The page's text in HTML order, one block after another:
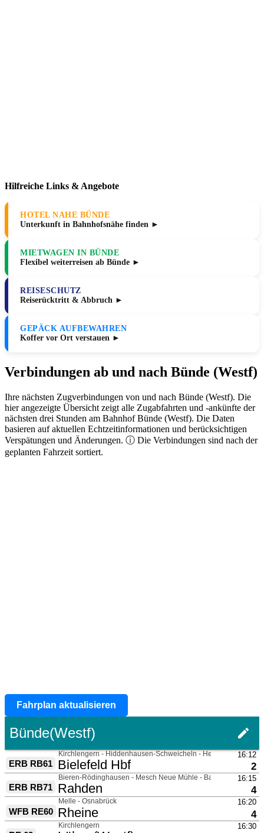
Hilfreiche Links & Angebote
HOTEL NAHE BÜNDE
Unterkunft in Bahnhofsnähe finden ►
MIETWAGEN IN BÜNDE
Flexibel weiterreisen ab Bünde ►
REISESCHUTZ
Reiserücktritt & Abbruch ►
GEPÄCK AUFBEWAHREN
Koffer vor Ort verstauen ►
Verbindungen ab und nach Bünde (Westf)
Ihre nächsten Zugverbindungen von und nach Bünde (Westf). Die
hier angezeigte Übersicht zeigt alle Zugabfahrten und -ankünfte der
nächsten drei Stunden am Bahnhof Bünde (Westf). Die Daten
basieren auf aktuellen Echtzeitinformationen und berücksichtigen
Verspätungen und Änderungen. ⓘ Die Verbindungen sind nach der
geplanten Fahrzeit sortiert.
Fahrplan aktualisieren